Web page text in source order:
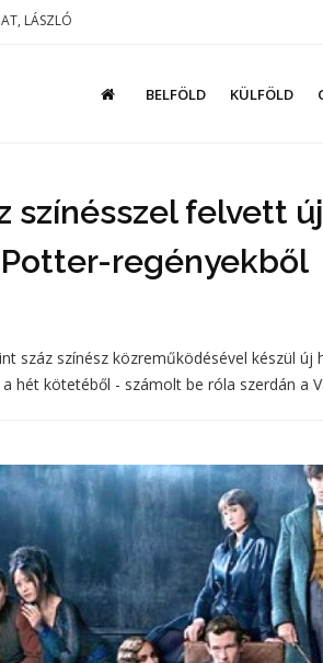
LÁSZLÓ
BELFÖLD KÜLFÖLD
színésszel felvett
Potter-regényekből
száz színész közreműködésével készül új
hét kötetéből - számolt be róla szerdán a